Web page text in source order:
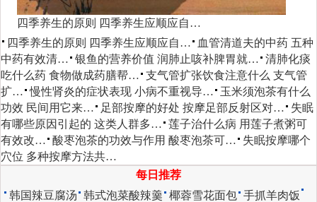
四季养生的原则 四季养生应顺应自…
四季养生的原则 四季养生应顺应自…
血管清道夫的中药 五种
中药有效清… 银鱼的营养价值 润肺止咳补脾胃就… 清肺化痰
吃什么药 食物做成药膳帮… 支气管扩张饮食注意什么 支气管
扩… 慢性肾炎的症状表现 小病不重视导…
玉米须泡茶有什么
功效 民间用它来…
足部按摩的好处 按摩足部反射区对…
失眠
有哪些原因引起的 这类人群多… 莲子治什么病 用莲子煮粥可
有效改… 酸枣泡茶的功效与作用 酸枣泡茶可…
失眠按摩哪个
穴位 多种按摩方法共…
每日推荐
韩国辣豆腐汤 韩式泡菜酸辣羹 椰蓉雪花面包 手抓羊肉饭